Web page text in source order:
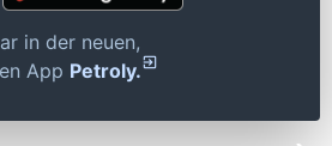
in der neuen,
App Petroly.